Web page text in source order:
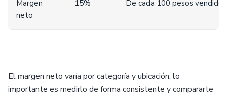
Margen
neto
15% De cada 100 pesos
El margen neto varía por categoría y ubicación; lo
importante es medirlo de forma consistente y compararte